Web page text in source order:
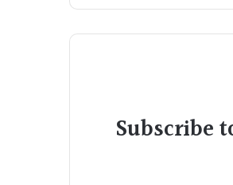
Subscribe